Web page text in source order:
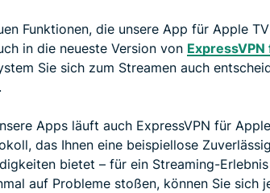
Funktionen, die unsere App für Apple
in die neueste Version von
Sie sich zum Streamen auch
Apps läuft auch ExpressVPN für
das Ihnen eine beispiellose
bietet – für ein Streaming-
auf Probleme stoßen, können Sie sich